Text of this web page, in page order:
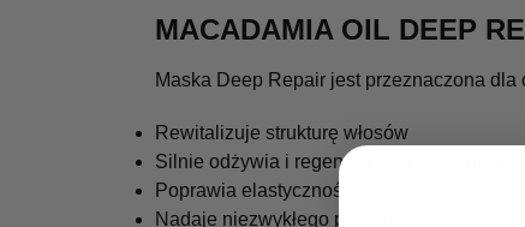
MACADAMIA OIL DEEP
Maska Deep Repair jest przeznaczona
Rewitalizuje strukturę włosów
Silnie odżywia i regeneruje zniszczone
Poprawia elastyczność
Nadaje niezwykłego połysku